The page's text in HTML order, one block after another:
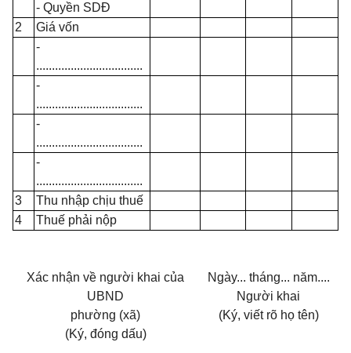
- Quyền SDĐ
2
Giá vốn
-
..................................
-
..................................
-
..................................
-
..................................
3
Thu nhập chịu thuế
4
Thuế phải nộp
Xác nhận về người khai của
UBND
phường (xã)
(Ký, đóng dấu)
Ngày... tháng... năm....
Người khai
(Ký, viết rõ họ tên)